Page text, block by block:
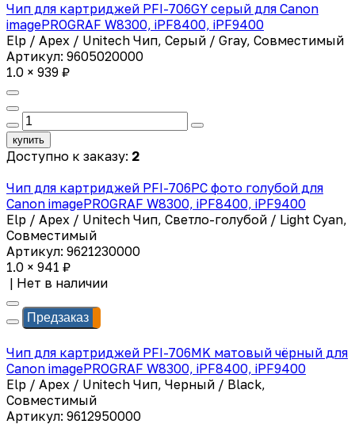
Чип для картриджей PFI-706GY серый для Canon
imagePROGRAF W8300, iPF8400, iPF9400
Elp / Apex / Unitech Чип, Серый / Gray, Совместимый
Артикул: 9605020000
1.0 × 939 ₽
купить
Доступно к заказу: 2
Чип для картриджей PFI-706PC фото голубой для
Canon imagePROGRAF W8300, iPF8400, iPF9400
Elp / Apex / Unitech Чип, Светло-голубой / Light Cyan,
Совместимый
Артикул: 9621230000
1.0 × 941 ₽
| Нет в наличии
Предзаказ
Чип для картриджей PFI-706MK матовый чёрный для
Canon imagePROGRAF W8300, iPF8400, iPF9400
Elp / Apex / Unitech Чип, Черный / Black,
Совместимый
Артикул: 9612950000